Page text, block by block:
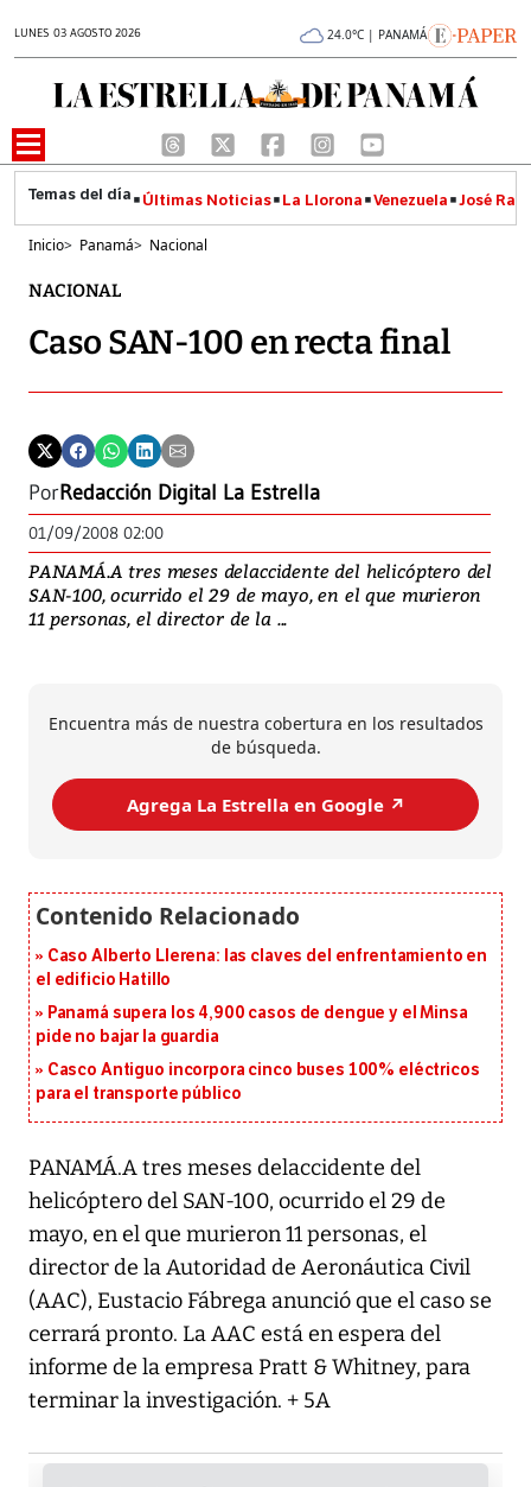
LUNES 03 AGOSTO 2026 24.0°C | PANAMÁ
Últimas Noticias La Llorona Venezuela José
Inicio> Panamá> Nacional
NACIONAL
Caso SAN-100 en recta final
PorRedacción Digital La Estrella
01/09/2008 02:00
PANAMÁ.A tres meses delaccidente del helicóptero del
SAN-100, ocurrido el 29 de mayo, en el que murieron
11 personas, el director de la ...
Encuentra más de nuestra cobertura en los resultados
de búsqueda.
Agrega La Estrella en Google ↗️
Caso Alberto Llerena: las claves del enfrentamiento en
el edificio Hatillo
Panamá supera los 4,900 casos de dengue y el Minsa
pide no bajar la guardia
Casco Antiguo incorpora cinco buses 100% eléctricos
para el transporte público
PANAMÁ.A tres meses delaccidente del
helicóptero del SAN-100, ocurrido el 29 de
mayo, en el que murieron 11 personas, el
director de la Autoridad de Aeronáutica Civil
(AAC), Eustacio Fábrega anunció que el caso se
cerrará pronto. La AAC está en espera del
informe de la empresa Pratt & Whitney, para
terminar la investigación. + 5A